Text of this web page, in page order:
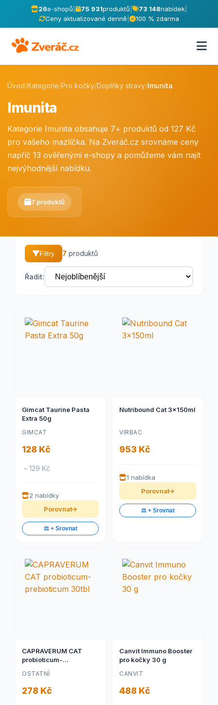
26e-shopů 75 931produktů 73 148nabídek|
Ceny aktualizované denně
100 % zdarma
Úvod/Kategorie/Pro kočky/Doplňky stravy/Imunita
Imunita
Kategorie Imunita obsahuje 7+ produktů od 127 Kč
pro vašeho mazlíčka. Na Zveráč.cz srovnáme ceny
napříč 13 ověřenými e-shopy a pomůžeme vám najít
nejvýhodnější nabídku.
7 produktů
Filtry 7 produktů
Řadit:
Gimcat Taurine Pasta
Extra 50g
GIMCAT
128 Kč
– 129 Kč
2 nabídky
Porovnat
⚖️ + Srovnat
Nutribound Cat 3x150ml
VIRBAC
953 Kč
1 nabídka
Porovnat
⚖️ + Srovnat
CAPRAVERUM CAT
probioticum-
prebioticum 30tbl
OSTATNÍ
278 Kč
Canvit Immuno Booster
pro kočky 30 g
CANVIT
488 Kč